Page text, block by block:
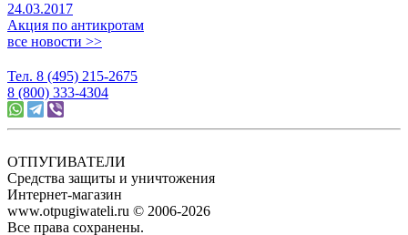
24.03.2017
Акция по антикротам
все новости >>
Тел. 8 (495) 215-2675
8 (800) 333-4304
ОТПУГИВАТЕЛИ
Средства защиты и уничтожения
Интернет-магазин
www.otpugiwateli.ru © 2006-2026
Все права сохранены.